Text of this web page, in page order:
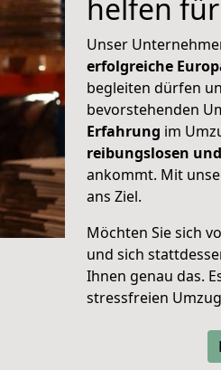
helfen
Unser
erfolgreiche
begleiten dürfen
bevorstehenden
Erfahrung im
reibungslosen
ankommt. Mit
ans Ziel.
Möchten Sie sich
und sich
Ihnen genau das.
stressfreien